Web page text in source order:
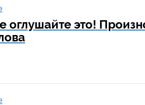
оглушайте это!